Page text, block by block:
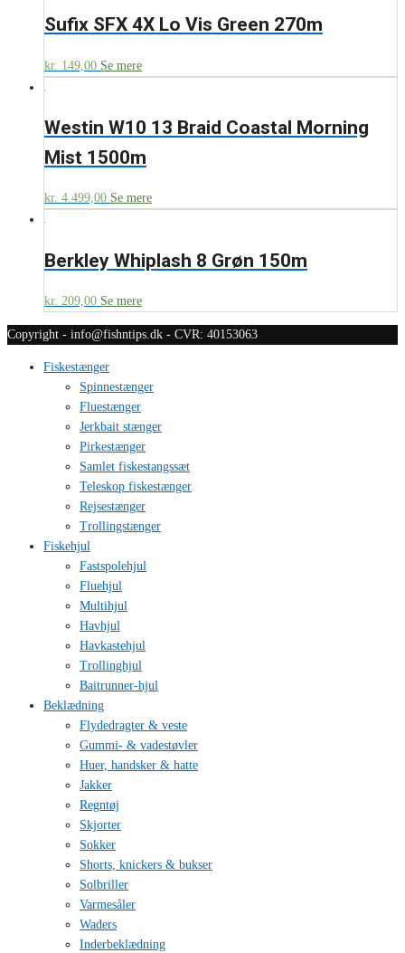
Sufix SFX 4X Lo Vis Green 270m
kr. 149,00 Se mere
Westin W10 13 Braid Coastal Morning
Mist 1500m
kr. 4.499,00 Se mere
Berkley Whiplash 8 Grøn 150m
kr. 209,00 Se mere
Copyright - info@fishntips.dk - CVR: 40153063
Fiskestænger
Spinnestænger
Fluestænger
Jerkbait stænger
Pirkestænger
Samlet fiskestangssæt
Teleskop fiskestænger
Rejsestænger
Trollingstænger
Fiskehjul
Fastspolehjul
Fluehjul
Multihjul
Havhjul
Havkastehjul
Trollinghjul
Baitrunner-hjul
Beklædning
Flydedragter & veste
Gummi- & vadestøvler
Huer, handsker & hatte
Jakker
Regntøj
Skjorter
Sokker
Shorts, knickers & bukser
Solbriller
Varmesåler
Waders
Inderbeklædning